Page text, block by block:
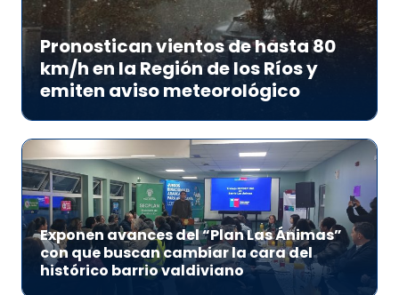
Pronostican vientos de hasta 80
km/h en la Región de los Ríos y
emiten aviso meteorológico
Exponen avances del “Plan Las Ánimas”
con que buscan cambiar la cara del
histórico barrio valdiviano